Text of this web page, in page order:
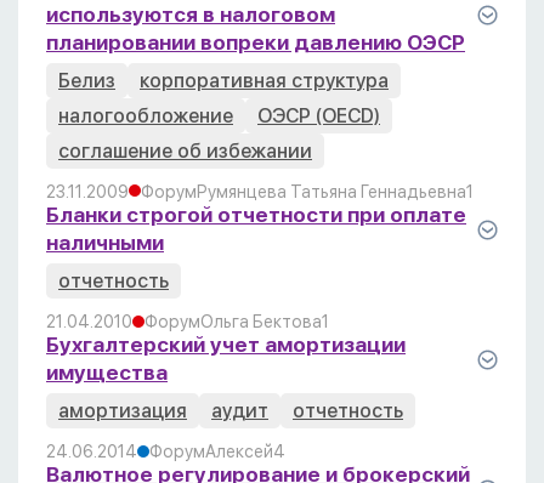
используются в налоговом
планировании вопреки давлению ОЭСР
Белиз
корпоративная структура
налогообложение
ОЭСР (OECD)
соглашение об избежании
23.11.2009 ФорумРумянцева Татьяна Геннадьевна1
Бланки строгой отчетности при оплате
наличными
отчетность
21.04.2010 ФорумОльга Бектова1
Бухгалтерский учет амортизации
имущества
амортизация аудит отчетность
24.06.2014 ФорумАлексей4
Валютное регулирование и брокерский